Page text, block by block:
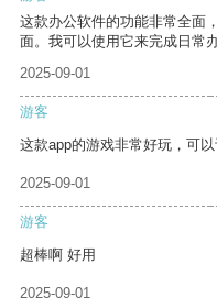
这款办公软件的功能非常全面
面。我可以使用它来完成日常
2025-09-01
游客
这款app的游戏非常好玩，可以
2025-09-01
游客
超棒啊 好用
2025-09-01